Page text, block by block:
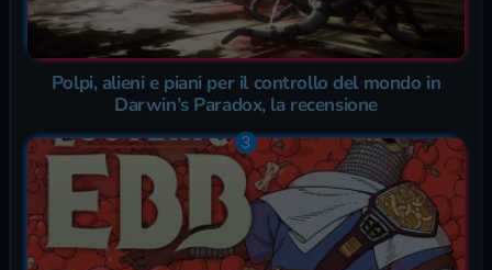
Polpi, alieni e piani per il controllo del mondo in
Darwin’s Paradox, la recensione